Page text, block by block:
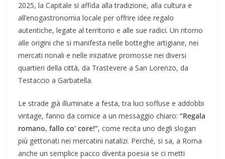
2025, la Capitale si affida alla tradizione, alla cultura e
all’enogastronomia locale per offrire idee regalo
autentiche, legate al territorio e alle sue radici. Un ritorno
alle origini che si manifesta nelle botteghe artigiane, nei
mercati rionali e nelle iniziative promosse nei diversi
quartieri della città, da Trastevere a San Lorenzo, da
Testaccio a Garbatella.
Le strade già illuminate a festa, tra luci soffuse e addobbi
vintage, fanno da cornice a un messaggio chiaro: “Regala
romano, fallo co’ core!”, come recita uno degli slogan
più gettonati nei mercatini natalizi. Perché, si sa, a Roma
anche un semplice pacco diventa poesia se ci metti